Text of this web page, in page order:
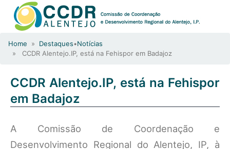
Home » Destaques•Notícias
» CCDR Alentejo.IP, está na Fehispor em Badajoz
CCDR Alentejo.IP, está na Fehispor
em Badajoz
A Comissão de Coordenação e
Desenvolvimento Regional do Alentejo, IP, à